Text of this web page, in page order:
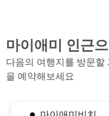
마이애미 인근
다음의 여행지를 방문
을 예약해보세요